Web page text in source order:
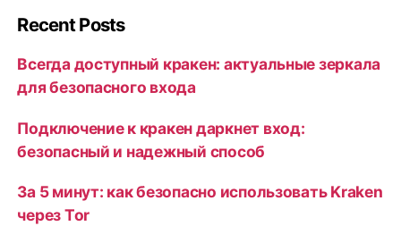
Recent Posts
Всегда доступный кракен: актуальные зеркала
для безопасного входа
Подключение к кракен даркнет вход:
безопасный и надежный способ
За 5 минут: как безопасно использовать Kraken
через Tor